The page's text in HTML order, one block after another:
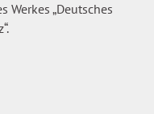
Werkes „Deutsches